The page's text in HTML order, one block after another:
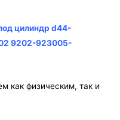
цилиндр d44-
9202-923005-
как физическим, так и